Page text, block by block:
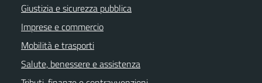
Giustizia e sicurezza pubblica
Imprese e commercio
Mobilità e trasporti
Salute, benessere e assistenza